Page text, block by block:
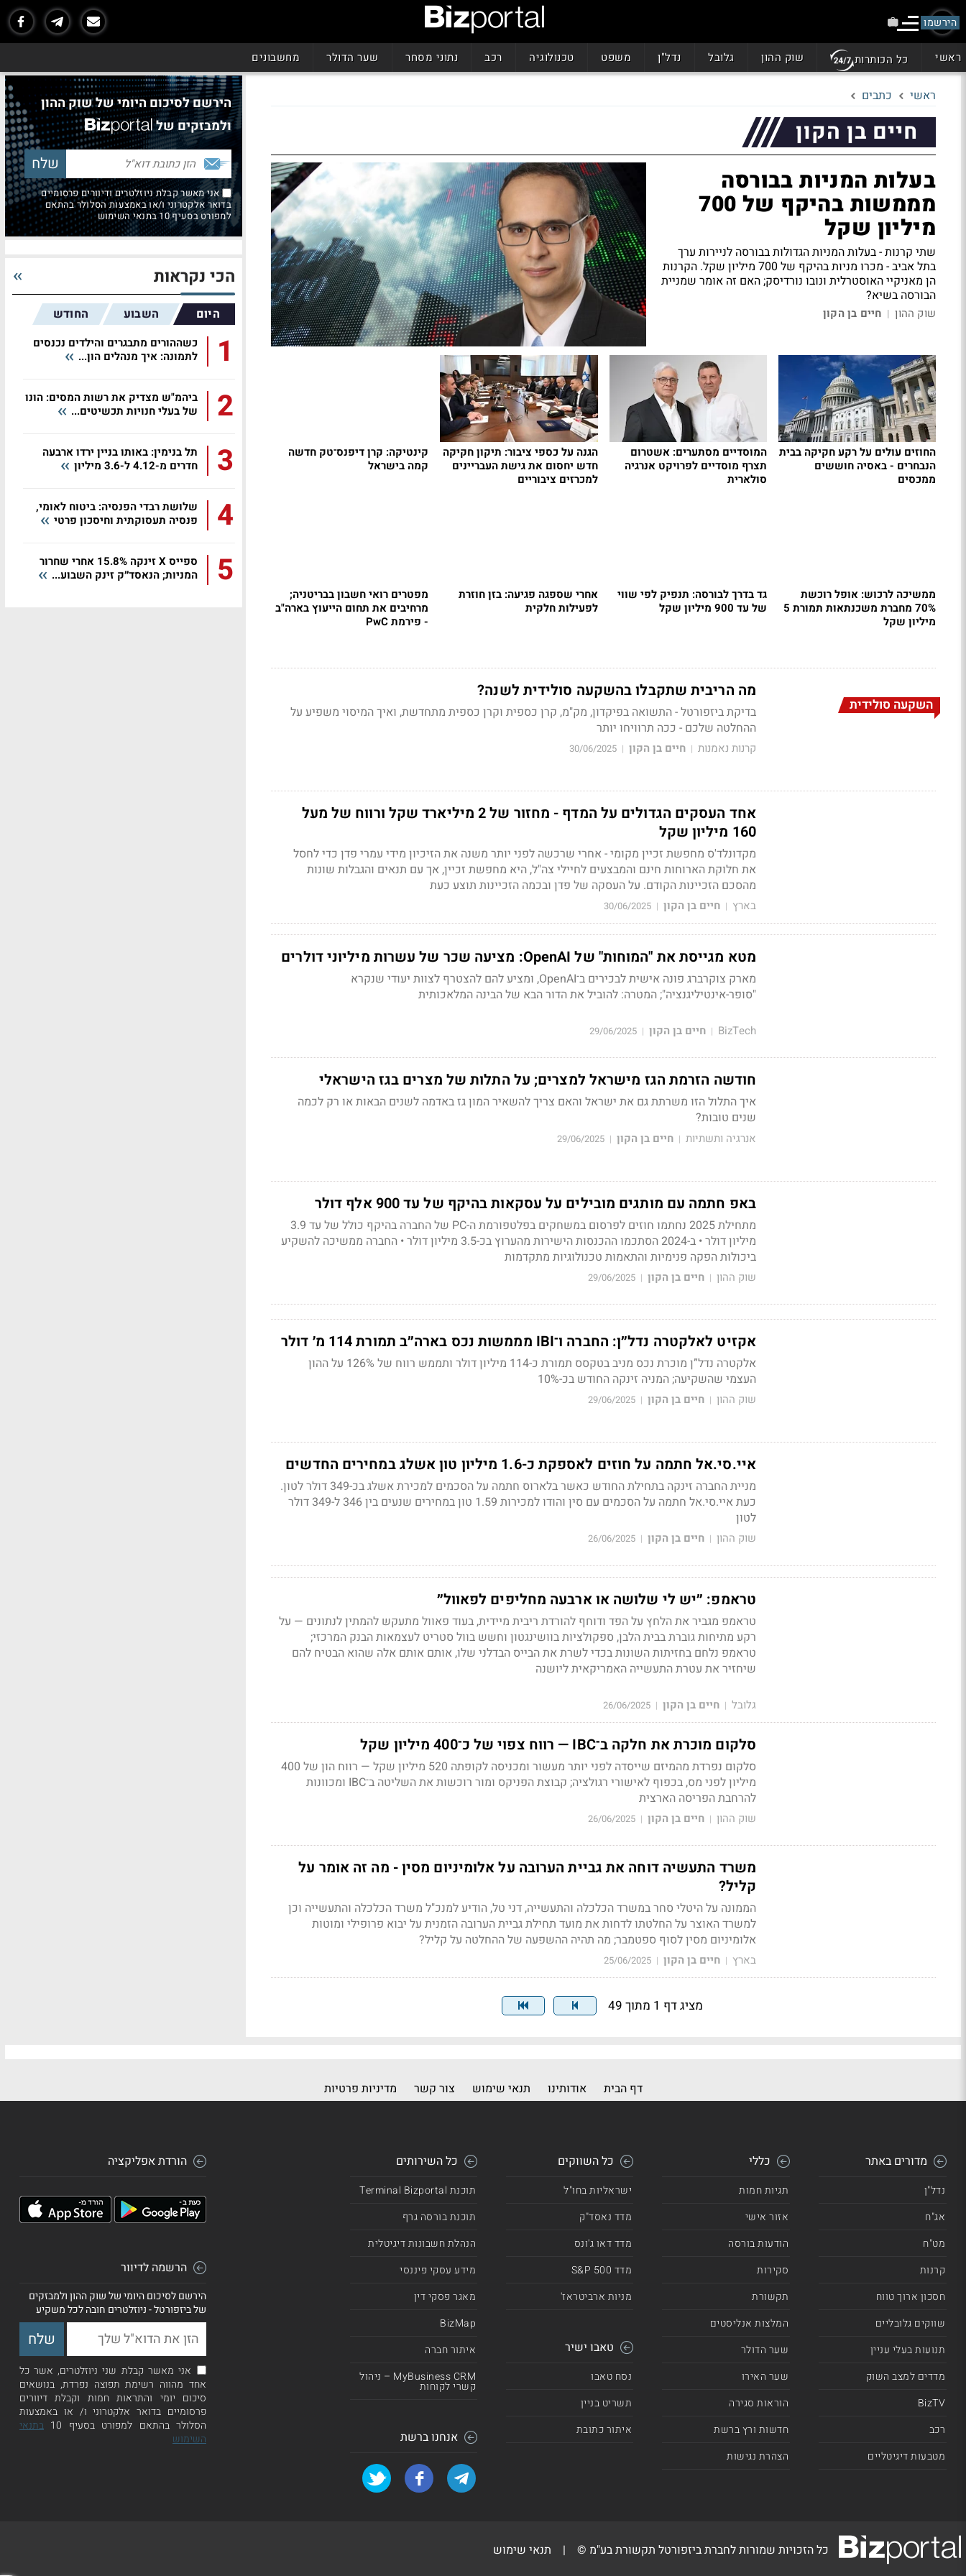
הירשמו
ראשי כל הכותרות שוק ההון גלובל נדל"ן משפט טכנולוגיה רכב נתוני מסחר שער הדולר מחשבונים
ראשי כתבים
חיים בן הקון
בעלות המניות בבורסה
מממשות בהיקף של 700
מיליון שקל
שתי קרנות - בעלות המניות הגדולות בבורסה לניירות ערך
בתל אביב - מכרו מניות בהיקף של 700 מיליון שקל. הקרנות
הן מאניקיי האוסטרלית ונובו נורדיסק; האם זה אומר שמניית
הבורסה בשיא?
שוק ההון | חיים בן הקון
החוזים עולים על רקע חקיקה בבית
הנבחרים - באסיה חוששים
ממכסים
המוסדיים מסתערים: אשטרום
תצרף מוסדיים לפרויקט אנרגיה
סולארית
הגנה על כספי ציבור: תיקון חקיקה
חדש יחסום את גישת העבריינים
למכרזים ציבוריים
קינטיקה: קרן דיפנס־טק חדשה
קמה בישראל
ממשיכה לרכוש: אופל רוכשת
70% מחברת משכנתאות תמורת 5
מיליון שקל
גד בדרך לבורסה: תנפיק לפי שווי
של עד 900 מיליון שקל
אחרי שספגה פגיעה: בזן חוזרת
לפעילות חלקית
מפטרים רואי חשבון בבריטניה;
מרחיבים את תחום הייעוץ בארה"ב
- פירמת PwC
השקעה סולידית
מה הריבית שתקבלו בהשקעה סולידית לשנה?
בדיקת ביזפורטל - התשואה בפיקדון, מק"מ, קרן כספית וקרן כספית מתחדשת, ואיך המיסוי משפיע על
ההחלטה שלכם - ככה תרוויחו יותר
קרנות נאמנות | חיים בן הקון |
30/06/2025
אחד העסקים הגדולים על המדף - מחזור של 2 מיליארד שקל ורווח של מעל
160 מיליון שקל
מקדונלד'ס מחפשת זכיין מקומי - אחרי שרכשה לפני יותר משנה את הזיכיון מידי עמרי פדן כדי לחסל
את חלוקת הארוחות חינם והמבצעים לחיילי צה"ל, היא מחפשת זכיין, אך עם תנאים והגבלות שונות
מהסכם הזכיינות הקודם. על העסקה של פדן ובכמה הזכיינות תוצע כעת
בארץ | חיים בן הקון |
30/06/2025
מטא מגייסת את "המוחות" של OpenAI: מציעה שכר של עשרות מיליוני דולרים
מארק צוקרברג פונה אישית לבכירים ב־OpenAI, ומציע להם להצטרף לצוות יעודי שנקרא
"סופר-אינטיליגנציה"; המטרה: להוביל את הדור הבא של הבינה המלאכותית
BizTech
| חיים בן הקון |
29/06/2025
חודשה הזרמת הגז מישראל למצרים; על התלות של מצרים בגז הישראלי
איך התלול הזו משרתת גם את ישראל והאם צריך להשאיר המון גז באדמה לשנים הבאות או רק לכמה
שנים טובות?
אנרגיה ותשתיות | חיים בן הקון |
29/06/2025
באפ חתמה עם מותגים מובילים על עסקאות בהיקף של עד 900 אלף דולר
מתחילת 2025 נחתמו חוזים לפרסום במשחקים בפלטפורמת ה-PC של החברה בהיקף כולל של עד 3.9
מיליון דולר • ב-2024 הסתכמו ההכנסות הישירות מהערוץ בכ-3.5 מיליון דולר • החברה ממשיכה להשקיע
ביכולות הפקה פנימיות והתאמות טכנולוגיות מתקדמות
שוק ההון | חיים בן הקון |
29/06/2025
אקזיט לאלקטרה נדל״ן: החברה ו־IBI מממשות נכס בארה״ב תמורת 114 מ׳ דולר
אלקטרה נדל”ן מוכרת נכס מניב בטקסס תמורת כ-114 מיליון דולר ותממש רווח של 126% על ההון
העצמי שהשקיעה; המניה זינקה החודש בכ-10%
שוק ההון | חיים בן הקון |
29/06/2025
איי.סי.אל חתמה על חוזים לאספקת כ-1.6 מיליון טון אשלג במחירים החדשים
מניית החברה זינקה בתחילת החודש כאשר בלארוס חתמה על הסכמים למכירת אשלג בכ-349 דולר לטון.
כעת איי.סי.אל חתמה על הסכמים עם סין והודו למכירות 1.59 טון במחירים שנעים בין 346 ל-349 דולר
לטון
שוק ההון | חיים בן הקון |
26/06/2025
טראמפ: ״יש לי שלושה או ארבעה מחליפים לפאוול״
טראמפ מגביר את הלחץ על הפד ודוחף להורדת ריבית מיידית, בעוד פאוול מתעקש להמתין לנתונים — על
רקע מתיחות גוברת בבית הלבן, ספקולציות בוושינגטון וחשש בוול סטריט לעצמאות הבנק המרכזי;
טראמפ נלחם בחזיתות השונות בכדי לשרת את הבייס הבדלני שלו, אותם אותם אלה שהוא הבטיח להם
שיחזיר את עטרת התעשייה האמריקאית ליושנה
גלובל | חיים בן הקון |
26/06/2025
סלקום מוכרת את חלקה ב־IBC — רווח צפוי של כ־400 מיליון שקל
סלקום נפרדת מהמיזם שייסדה לפני יותר מעשור ומכניסה לקופתה 520 מיליון שקל — רווח הון של 400
מיליון לפני מס, בכפוף לאישורי רגולציה; קבוצת הפניקס ומור רוכשות את השליטה ב־IBC ומכוונות
להרחבת הפריסה הארצית
שוק ההון | חיים בן הקון |
26/06/2025
משרד התעשיה דוחה את גביית הערובה על אלומיניום מסין - מה זה אומר על
קליל?
הממונה על היטלי סחר במשרד הכלכלה והתעשייה, דני טל, הודיע למנכ"ל משרד הכלכלה והתעשייה וכן
למשרד האוצר על החלטתו לדחות את מועד תחילת גביית הערובה הזמנית על יבוא פרופילי ומוטות
אלומיניום מסין לסוף ספטמבר; מה תהיה ההשפעה של ההחלטה על קליל?
בארץ | חיים בן הקון |
25/06/2025
מציג דף 1 מתוך 49
הירשם לסיכום היומי של שוק ההון
ולמבזקים של
אני מאשר קבלת ניוזלטרים ודיוורים פרסומיים
בדואר אלקטרוני ו/או באמצעות הסלולר בהתאם
למפורט בסעיף 10 בתנאי השימוש
הכי נקראות
היום השבוע החודש
1
כשההורים מתבגרים והילדים נכנסים
לתמונה: איך מנהלים הון...
2
ביהמ"ש מצדיק את רשות המסים: הונו
של בעלי חנויות תכשיטים...
3
תל בנימין: באותו בניין ירדו ארבעה
חדרים מ-4.12 ל-3.6 מיליון
4
שלושת רבדי הפנסיה: ביטוח לאומי,
פנסיה תעסוקתית וחיסכון פרטי
5
ספייס X זינקה 15.8% אחרי שחרור
המניות; הנאסד״ק זינק השבוע...
דף הבית אודותינו תנאי שימוש צור קשר מדיניות פרטיות
מדורים באתר
נדל"ן
אג"ח
מט"ח
קרנות
חסכון ארוך טווח
שווקים גלובליים
תנועות בעלי עניין
מדדים למצב השוק
BizTV
רכב
מטבעות דיגיטליים
כללי
תגיות חמות
אזור אישי
הודעות בורסה
סקירות
תקשורת
המלצות אנליסטים
שער הדולר
שער האירו
הוראות סגירה
חדשות ורץ ברשת
הצהרת נגישות
כל השווקים
ישראליות בחו"ל
מדד נאסד"ק
מדד דאו ג'ונס
מדד 500 S&P
מניות ארביטראז'
טאבו ישיר
נסח טאבו
תשריט בניין
איתור כתובת
כל השירותים
תוכנת Terminal Bizportal
תוכנת בורסה גרף
הנהלת חשבונות דיגיטלית
מידע עסקי פיננסי
מאגר פסקי דין
BizMap
איתור חברה
MyBusiness CRM – ניהול
קשרי לקוחות
אנחנו ברשת
הורדת אפליקציה
הרשמה לדיוור
הירשם לסיכום היומי של שוק ההון ולמבזקים
של ביזפורטל - ניוזלטרים חובה לכל משקיע
אני מאשר קבלת שני ניוזלטרים, אשר כל
אחד מהווה רשימת תפוצה נפרדת, בנושאים
סיכום יומי והתראות חמות וקבלת דיוורים
פרסומיים בדואר אלקטרוני ו/ או באמצעות
הסלולר בהתאם למפורט בסעיף 10
בתנאי
השימוש
כל הזכויות שמורות לחברת ביזפורטל תקשורת בע"מ © | תנאי שימוש